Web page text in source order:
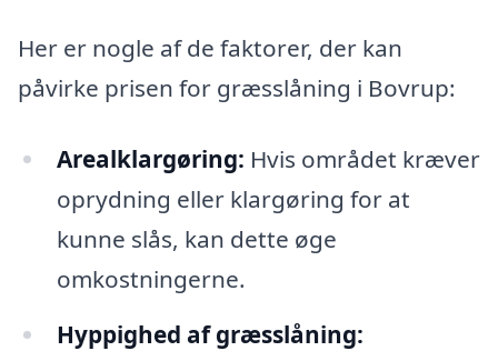
Her er nogle af de faktorer, der kan
påvirke prisen for græsslåning i Bovrup:
Arealklargøring: Hvis området kræver
oprydning eller klargøring for at
kunne slås, kan dette øge
omkostningerne.
Hyppighed af græsslåning: